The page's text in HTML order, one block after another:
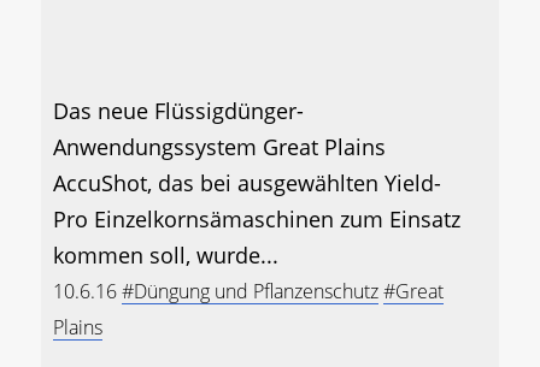
Das neue Flüssigdünger-
Anwendungssystem Great Plains
AccuShot, das bei ausgewählten Yield-
Pro Einzelkornsämaschinen zum Einsatz
kommen soll, wurde...
10.6.16#Düngung und Pflanzenschutz#Great
Plains